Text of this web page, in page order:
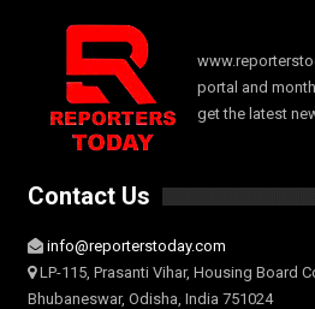
portal and
get the latest
Contact Us
info@reporterstoday.com
LP-115, Prasanti Vihar, Housing Board
Bhubaneswar, Odisha, India 751024